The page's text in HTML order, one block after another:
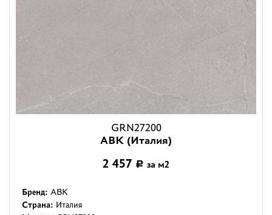
GRN27200
ABK (Италия)
2 457 Р за м2
Бренд: ABK
Страна: Италия